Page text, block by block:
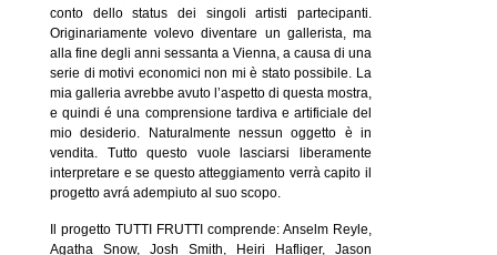
conto dello status dei singoli artisti partecipanti.
Originariamente volevo diventare un gallerista, ma
alla fine degli anni sessanta a Vienna, a causa di una
serie di motivi economici non mi è stato possibile. La
mia galleria avrebbe avuto l’aspetto di questa mostra,
e quindi é una comprensione tardiva e artificiale del
mio desiderio. Naturalmente nessun oggetto è in
vendita. Tutto questo vuole lasciarsi liberamente
interpretare e se questo atteggiamento verrà capito il
progetto avrá adempiuto al suo scopo.
Il progetto TUTTI FRUTTI comprende: Anselm Reyle,
Agatha Snow, Josh Smith, Heiri Hafliger, Jason